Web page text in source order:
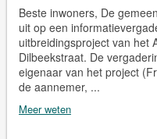
Beste inwoners, De
uit op een
uitbreidingsproject van het
Dilbeekstraat. De
eigenaar van het project
de aannemer, ...
Meer weten